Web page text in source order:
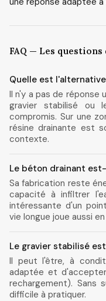
FAQ — Les
Quelle est
Il n'y a pas de réponse
gravier stabilisé ou
compromis. Sur une
résine drainante est
contexte.
Le béton drainant
Sa fabrication reste
capacité à infiltrer
intéressante d'un
vie longue joue aussi
Le gravier stabilisé
Il peut l'être, à
adaptée et
rechargement). Sans
difficile à pratiquer.